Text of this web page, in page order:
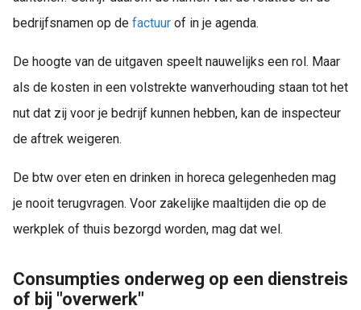
bedrijfsnamen op de factuur of in je agenda.
De hoogte van de uitgaven speelt nauwelijks een rol. Maar
als de kosten in een volstrekte wanverhouding staan tot het
nut dat zij voor je bedrijf kunnen hebben, kan de inspecteur
de aftrek weigeren.
De btw over eten en drinken in horeca gelegenheden mag
je nooit terugvragen. Voor zakelijke maaltijden die op de
werkplek of thuis bezorgd worden, mag dat wel.
Consumpties onderweg op een dienstreis
of bij "overwerk"